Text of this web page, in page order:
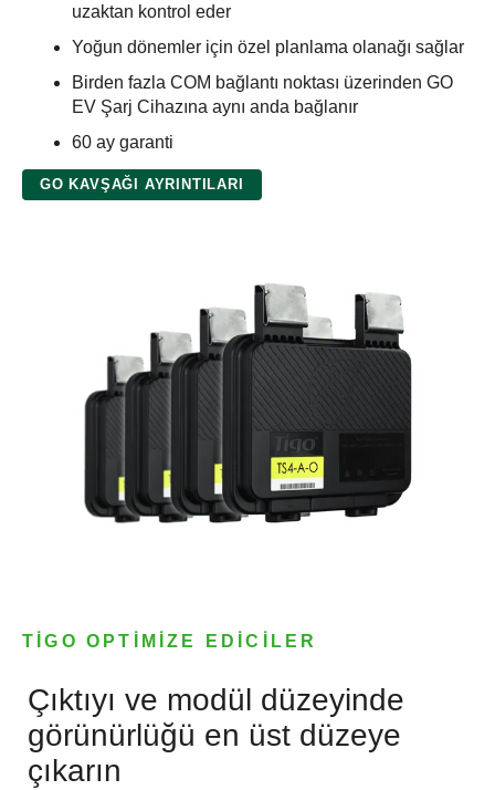
uzaktan kontrol eder
Yoğun dönemler için özel planlama olanağı sağlar
Birden fazla COM bağlantı noktası üzerinden GO
EV Şarj Cihazına aynı anda bağlanır
60 ay garanti
GO KAVŞAĞI AYRINTILARI
TIGO OPTIMIZE EDICILER
Çıktıyı ve modül düzeyinde
görünürlüğü en üst düzeye
çıkarın